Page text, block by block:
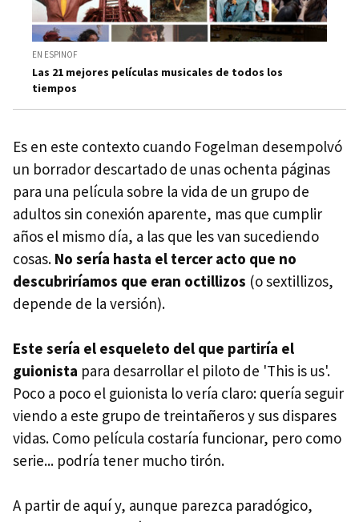
EN ESPINOF
Las 21 mejores películas musicales de todos los
tiempos
Es en este contexto cuando Fogelman desempolvó
un borrador descartado de unas ochenta páginas
para una película sobre la vida de un grupo de
adultos sin conexión aparente, mas que cumplir
años el mismo día, a las que les van sucediendo
cosas. No sería hasta el tercer acto que no
descubriríamos que eran octillizos (o sextillizos,
depende de la versión).
Este sería el esqueleto del que partiría el
guionista para desarrollar el piloto de 'This is us'.
Poco a poco el guionista lo vería claro: quería seguir
viendo a este grupo de treintañeros y sus dispares
vidas. Como película costaría funcionar, pero como
serie... podría tener mucho tirón.
A partir de aquí y, aunque parezca paradógico,